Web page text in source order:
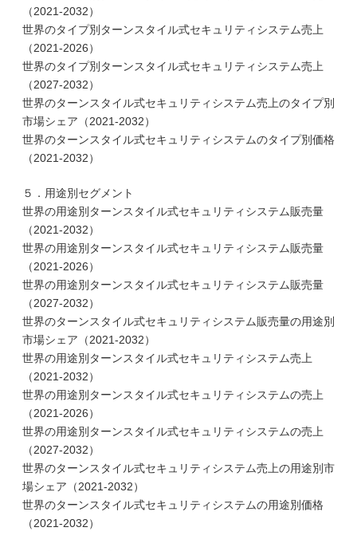
（2021-2032）
世界のタイプ別ターンスタイル式セキュリティシステム売上
（2021-2026）
世界のタイプ別ターンスタイル式セキュリティシステム売上
（2027-2032）
世界のターンスタイル式セキュリティシステム売上のタイプ別
市場シェア（2021-2032）
世界のターンスタイル式セキュリティシステムのタイプ別価格
（2021-2032）
５．用途別セグメント
世界の用途別ターンスタイル式セキュリティシステム販売量
（2021-2032）
世界の用途別ターンスタイル式セキュリティシステム販売量
（2021-2026）
世界の用途別ターンスタイル式セキュリティシステム販売量
（2027-2032）
世界のターンスタイル式セキュリティシステム販売量の用途別
市場シェア（2021-2032）
世界の用途別ターンスタイル式セキュリティシステム売上
（2021-2032）
世界の用途別ターンスタイル式セキュリティシステムの売上
（2021-2026）
世界の用途別ターンスタイル式セキュリティシステムの売上
（2027-2032）
世界のターンスタイル式セキュリティシステム売上の用途別市
場シェア（2021-2032）
世界のターンスタイル式セキュリティシステムの用途別価格
（2021-2032）